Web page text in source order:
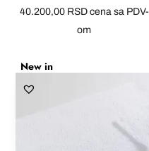
40.200,00 RSDRaspon
cena:
cena sa PDV-
om
New in